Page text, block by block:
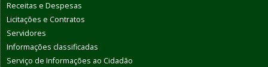
Receitas e Despesas
Licitações e Contratos
Servidores
Informações classificadas
Serviço de Informações ao Cidadão